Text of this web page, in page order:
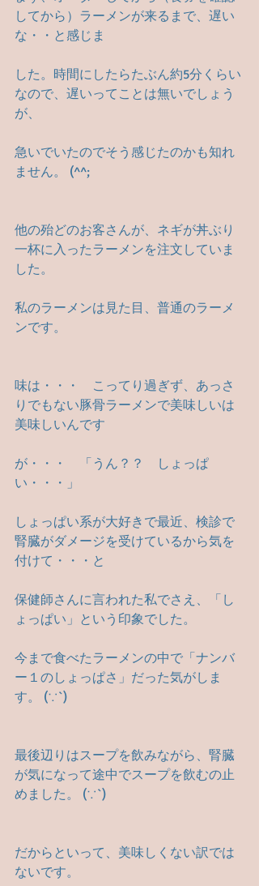
してから）ラーメンが来るまで、遅い
な・・と感じま
した。時間にしたらたぶん約5分くらい
なので、遅いってことは無いでしょう
が、
急いでいたのでそう感じたのかも知れ
ません。 (^^;
他の殆どのお客さんが、ネギが丼ぶり
一杯に入ったラーメンを注文していま
した。
私のラーメンは見た目、普通のラーメ
ンです。
味は・・・　こってり過ぎず、あっさ
りでもない豚骨ラーメンで美味しいは
美味しいんです
が・・・　「うん？？　しょっぱ
い・・・」
しょっぱい系が大好きで最近、検診で
腎臓がダメージを受けているから気を
付けて・・・と
保健師さんに言われた私でさえ、「し
ょっぱい」という印象でした。
今まで食べたラーメンの中で「ナンバ
ー１のしょっぱさ」だった気がしま
す。 (∵`)
最後辺りはスープを飲みながら、腎臓
が気になって途中でスープを飲むの止
めました。 (∵`)
だからといって、美味しくない訳では
ないです。